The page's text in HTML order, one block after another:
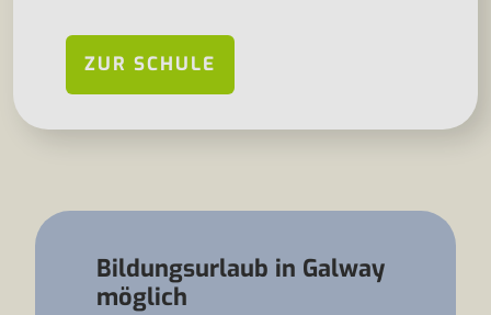
ZUR SCHULE
Bildungsurlaub in Galway
möglich